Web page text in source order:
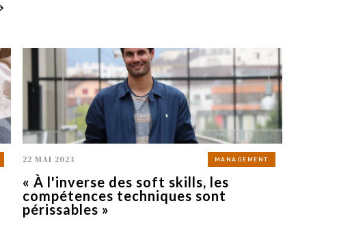
22 MAI 2023 MANAGEMENT
« À l'inverse des soft skills, les
compétences techniques sont
périssables »